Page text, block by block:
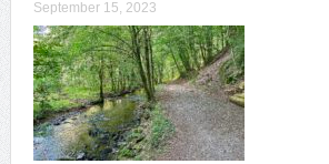
September 15, 2023